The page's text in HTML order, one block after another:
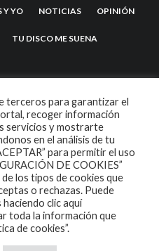
Y YO NOTICIAS OPINIÓN
TU DISCO ME SUENA
-CODETIPITHEME
terceros para garantizar el
recoger información
servicios y mostrarte
en el análisis de tu
para permitir el uso
DE COOKIES”
los tipos de cookies que
o rechazas. Puede
clic aquí
toda la información que
de cookies”.